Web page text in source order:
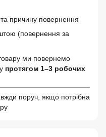
причину повернення
(повернення за
ми повернемо
протягом 1–3 робочих
поруч, якщо потрібна